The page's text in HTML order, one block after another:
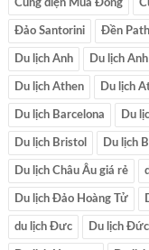
Cung điện Mùa Đông
Đảo Santorini Đền
Du lịch Anh Du lịch
Du lịch Athen Du lịch
Du lịch Barcelona Du
Du lịch Bristol Du lịch
Du lịch Châu Âu giá rẻ
Du lịch Đảo Hoàng Tử
du lịch Đưc Du lịch Đức